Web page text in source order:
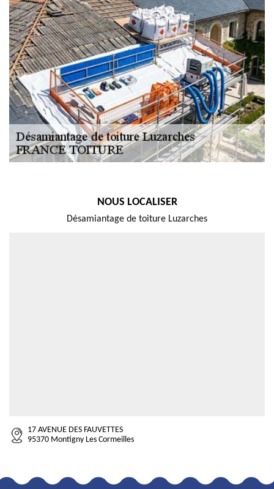
NOUS LOCALISER
Désamiantage de toiture Luzarches
17 AVENUE DES FAUVETTES
95370 Montigny Les Cormeilles